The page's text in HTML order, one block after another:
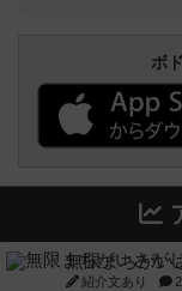
ボ
無限まちがい
紹介文あり